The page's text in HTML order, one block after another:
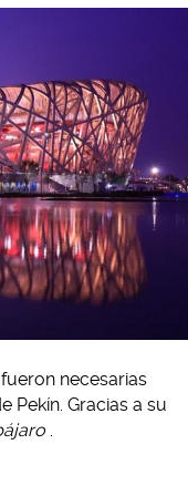
necesarias
Pekín. Gracias a su